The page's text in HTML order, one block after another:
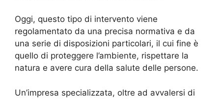
Oggi, questo tipo di intervento viene
regolamentato da una precisa normativa e da
una serie di disposizioni particolari, il cui fine è
quello di proteggere l’ambiente, rispettare la
natura e avere cura della salute delle persone.
Un’impresa specializzata, oltre ad avvalersi di